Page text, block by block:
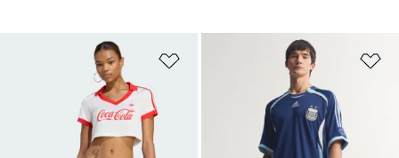
Ajouter à la Liste de produits